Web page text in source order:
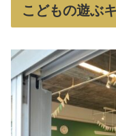
こどもの遊ぶ